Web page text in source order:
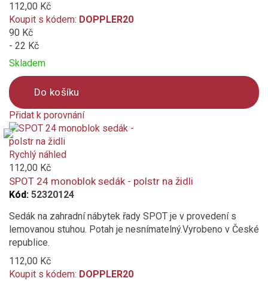
červená
terakota (cihlová)
přírodní (slonovinová kost)
bordó (vínová)
hnědá
vícebarevný
bílá
oranžová
modrá
vínová
112,00 Kč
Koupit s kódem: DOPPLER20
90 Kč
- 22 Kč
Skladem
Do košíku
Přidat k porovnání
Product
is
added
to
compare
Rychlý náhled
112,00 Kč
SPOT 24 monoblok sedák - polstr na židli
Kód: 52320124
Sedák na zahradní nábytek řady SPOT je v provedení s
lemovanou stuhou. Potah je nesnímatelný.Vyrobeno v České
republice.
112,00 Kč
Koupit s kódem: DOPPLER20